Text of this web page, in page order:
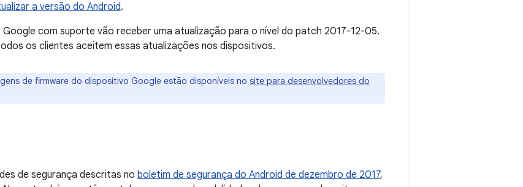
a versão do Android.
com suporte vão receber uma atualização para o nível do patch 2017-12-05.
os clientes aceitem essas atualizações nos dispositivos.
de firmware do dispositivo Google estão disponíveis no site para desenvolvedores do
de segurança descritas no boletim de segurança do Android de dezembro de 2017,